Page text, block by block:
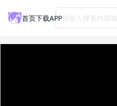
首页下载APP请输入搜索内容喵